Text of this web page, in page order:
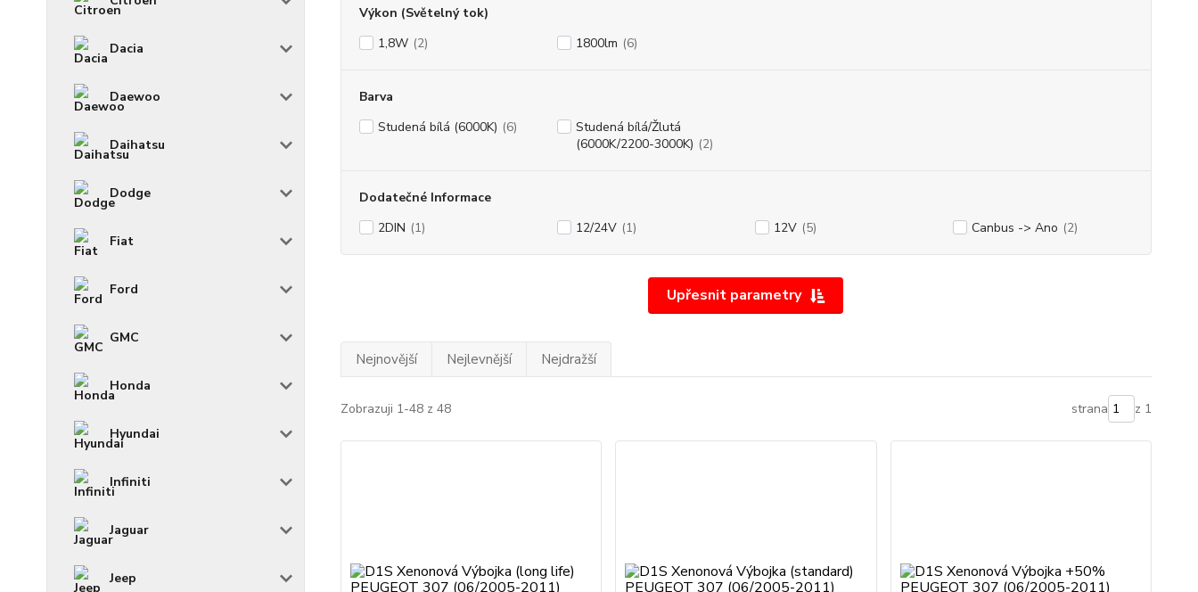
Dacia
Daewoo
Daihatsu
Dodge
Fiat
Ford
GMC
Honda
Hyundai
Infiniti
Jaguar
Jeep
Upřesnit parametry
Výkon (Světelný tok)
1,8W (2) 1800lm (6)
Barva
Studená bílá (6000K) (6)
Studená bílá/Žlutá
(6000K/2200-3000K) (2)
Dodatečné Informace
2DIN (1) 12/24V (1) 12V (5) Canbus -> Ano (2)
Nejnovější Nejlevnější Nejdražší
Zobrazuji 1-48 z 48 strana z 1